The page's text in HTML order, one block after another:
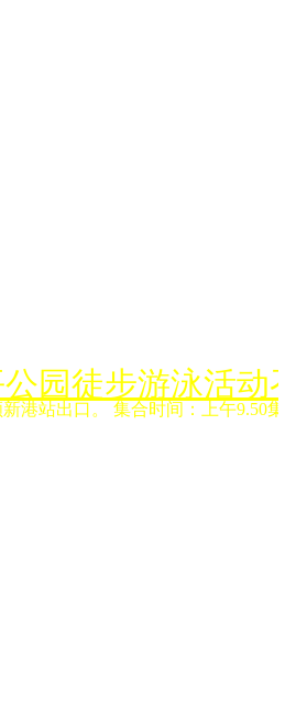
园徒步游泳活动
港站出口。 集合时间：上午9.50集